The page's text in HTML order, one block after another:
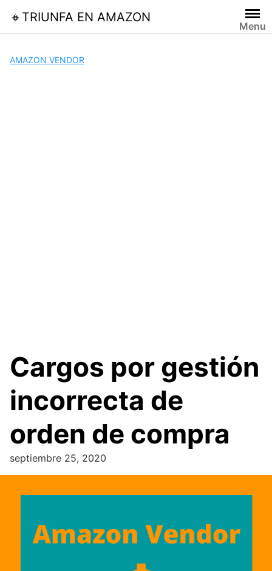
content
🔸TRIUNFA EN AMAZON
Menu
AMAZON VENDOR
Cargos por gestión
incorrecta de
orden de compra
septiembre 25, 2020